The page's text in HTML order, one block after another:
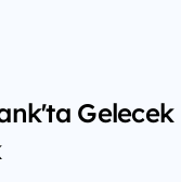
Gelecek